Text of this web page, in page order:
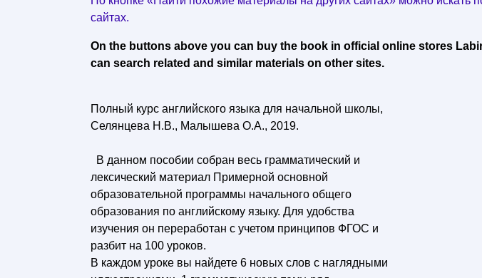
сайтах.
On the buttons above you can buy the book in official online stores
can search related and similar materials on other sites.
Полный курс английского языка для начальной школы,
Селянцева Н.В., Малышева О.А., 2019.
В данном пособии собран весь грамматический и
лексический материал Примерной основной
образовательной программы начального общего
образования по английскому языку. Для удобства
изучения он переработан с учетом принципов ФГОС и
разбит на 100 уроков.
В каждом уроке вы найдете 6 новых слов с наглядными